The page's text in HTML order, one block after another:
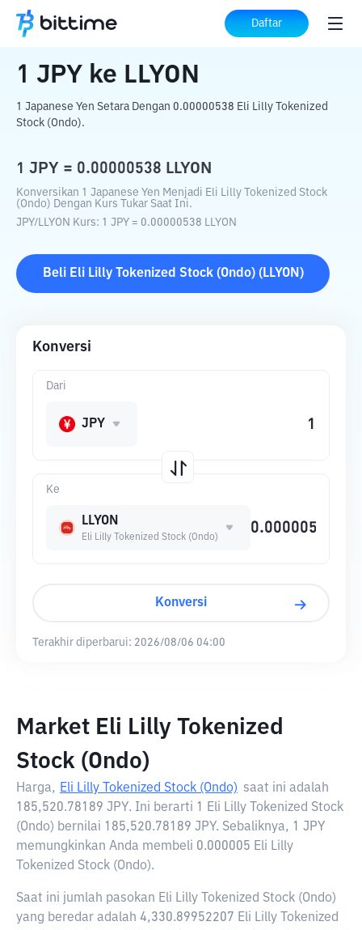
Daftar
Beranda Konverter Kripto ke LLYON
1 JPY ke LLYON
1 Japanese Yen Setara Dengan 0.00000538 Eli Lilly Tokenized
Stock (Ondo).
1 JPY = 0.00000538 LLYON
Konversikan 1 Japanese Yen Menjadi Eli Lilly Tokenized Stock
(Ondo) Dengan Kurs Tukar Saat Ini.
JPY/LLYON Kurs: 1 JPY = 0.00000538 LLYON
Beli Eli Lilly Tokenized Stock (Ondo)( LLYON )
Konversi
Ke
LLYON
Eli Lilly Tokenized Stock (Ondo)
Dari
JPY
Konversi
Terakhir diperbarui: 2026/08/06 04:00
Market Eli Lilly Tokenized
Stock (Ondo)
Harga, Eli Lilly Tokenized Stock (Ondo) saat ini adalah
185,520.78189 JPY. Ini berarti 1 Eli Lilly Tokenized Stock
(Ondo) bernilai 185,520.78189 JPY. Sebaliknya, 1 JPY
memungkinkan Anda membeli 0.000005 Eli Lilly
Tokenized Stock (Ondo).
Saat ini jumlah pasokan Eli Lilly Tokenized Stock (Ondo)
yang beredar adalah 4,330.89952207 Eli Lilly Tokenized